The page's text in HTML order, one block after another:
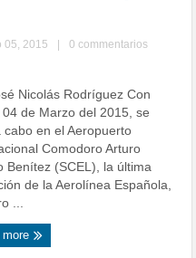
05, 2015
0 commentarios
Nicolás Rodríguez Con
de Marzo del 2015, se
cabo en el Aeropuerto
Comodoro Arturo
Benítez (SCEL), la última
de la Aerolínea Española,
...
more